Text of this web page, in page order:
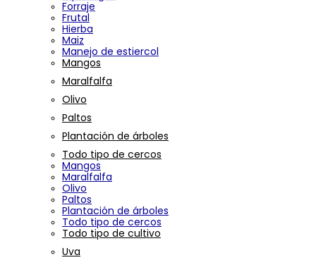
Forraje
Frutal
Hierba
Maiz
Manejo de estiercol
Mangos
Maralfalfa
Olivo
Paltos
Plantación de árboles
Todo tipo de cercos
Mangos
Maralfalfa
Olivo
Paltos
Plantación de árboles
Todo tipo de cercos
Todo tipo de cultivo
Uva